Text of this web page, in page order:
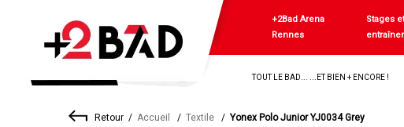
+2Bad Arena
Rennes
Stages
TOUT LE BAD... ...ET BIEN + ENCORE !
Retour Accueil Textile Yonex Polo Junior YJ0034 Grey